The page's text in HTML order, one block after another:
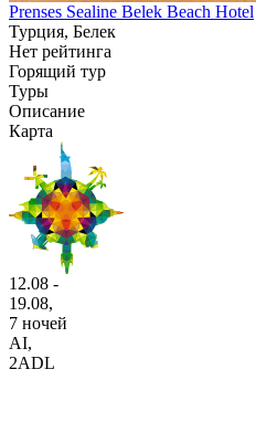
Prenses Sealine Belek Beach Hotel
Турция, Белек
Нет рейтинга
Горящий тур
Туры
Описание
Карта
12.08 -
19.08,
7 ночей
AI,
2ADL